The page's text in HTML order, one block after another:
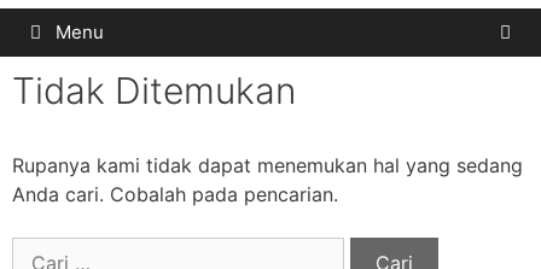
Menu
Tidak Ditemukan
Rupanya kami tidak dapat menemukan hal yang sedang
Anda cari. Cobalah pada pencarian.